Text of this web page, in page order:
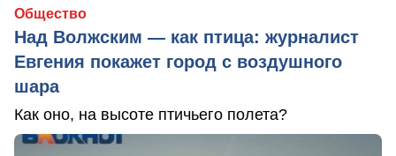
Общество
Над Волжским — как птица: журналист
Евгения покажет город с воздушного
шара
Как оно, на высоте птичьего полета?